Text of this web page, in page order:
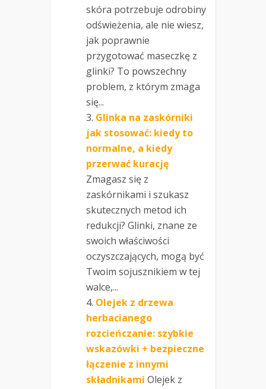
skóra potrzebuje odrobiny
odświeżenia, ale nie wiesz,
jak poprawnie
przygotować maseczkę z
glinki? To powszechny
problem, z którym zmaga
się...
Glinka na zaskórniki
jak stosować: kiedy to
normalne, a kiedy
przerwać kurację
Zmagasz się z
zaskórnikami i szukasz
skutecznych metod ich
redukcji? Glinki, znane ze
swoich właściwości
oczyszczających, mogą być
Twoim sojusznikiem w tej
walce,...
Olejek z drzewa
herbacianego
rozcieńczanie: szybkie
wskazówki + bezpieczne
łączenie z innymi
składnikami Olejek z